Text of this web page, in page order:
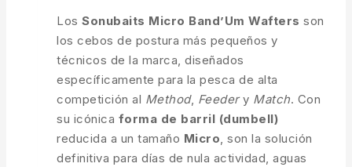
Los Sonubaits Micro Band’Um Wafters son
los cebos de postura más pequeños y
técnicos de la marca, diseñados
específicamente para la pesca de alta
competición al Method, Feedery Match. Con
su icónica forma de barril (dumbell)
reducida a un tamaño Micro, son la solución
definitiva para días de nula actividad, aguas